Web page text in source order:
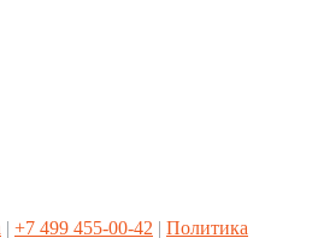
| +7 499 455-00-42 | Политика